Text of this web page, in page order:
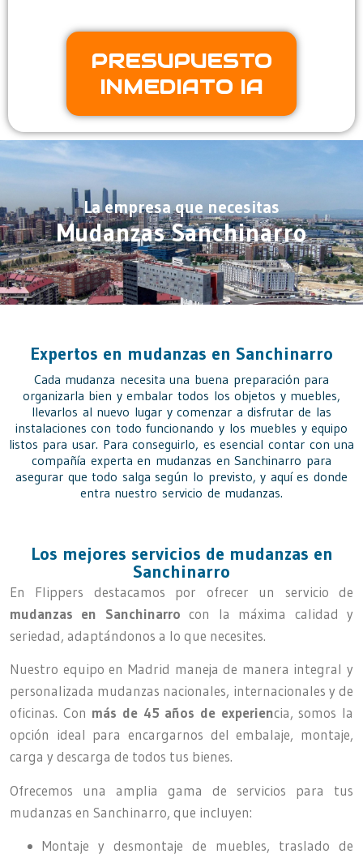
PRESUPUESTO
INMEDIATO IA
La empresa que necesitas
Mudanzas Sanchinarro
Expertos en mudanzas en Sanchinarro
Cada mudanza necesita una buena preparación para
organizarla bien y embalar todos los objetos y muebles,
llevarlos al nuevo lugar y comenzar a disfrutar de las
instalaciones con todo funcionando y los muebles y equipo
listos para usar. Para conseguirlo, es esencial contar con una
compañía experta en mudanzas en Sanchinarro para
asegurar que todo salga según lo previsto, y aquí es donde
entra nuestro servicio de mudanzas.
Los mejores servicios de mudanzas en
Sanchinarro
En Flippers destacamos por ofrecer un servicio de
mudanzas en Sanchinarro con la máxima calidad y
seriedad, adaptándonos a lo que necesites.
Nuestro equipo en Madrid maneja de manera integral y
personalizada mudanzas nacionales, internacionales y de
oficinas. Con más de 45 años de experiencia, somos la
opción ideal para encargarnos del embalaje, montaje,
carga y descarga de todos tus bienes.
Ofrecemos una amplia gama de servicios para tus
mudanzas en Sanchinarro, que incluyen:
Montaje y desmontaje de muebles, traslado de